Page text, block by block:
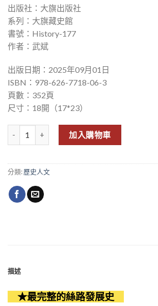
出版社：大旗出版社
系列：大旗藏史館
書號：History-177
作者：武斌
出版日期：2025年09月01日
ISBN：978-626-7718-06-3
頁數：352頁
尺寸：18開（17*23）
絲路傳（下）：橫跨東方汪洋，重返海上絲路的
加入購物車
分類:歷史人文
描述
★最完整的絲路發展史